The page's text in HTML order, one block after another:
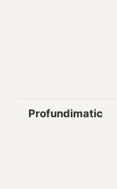
Profundimatic